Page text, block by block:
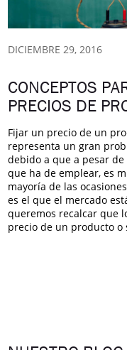
DICIEMBRE 29, 2016
CONCEPTOS
PRECIOS DE
Fijar un precio de un
representa un gran
debido a que a pesar
que ha de emplear, es
mayoría de las
es el que el mercado
queremos recalcar que
precio de un producto o